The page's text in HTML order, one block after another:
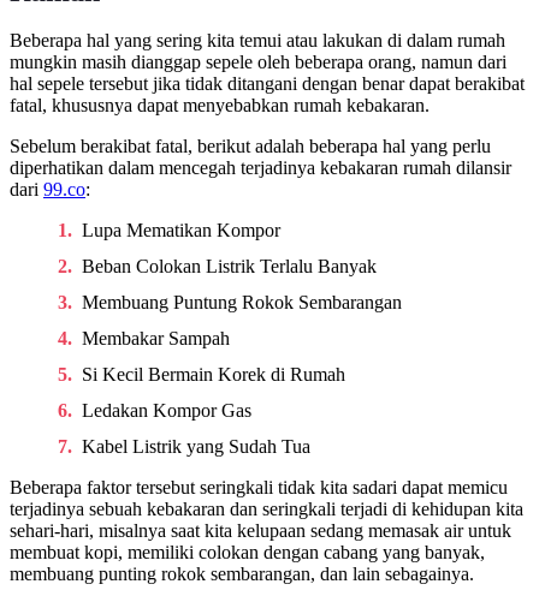
Beberapa hal yang sering kita temui atau lakukan di dalam rumah
mungkin masih dianggap sepele oleh beberapa orang, namun dari
hal sepele tersebut jika tidak ditangani dengan benar dapat berakibat
fatal, khususnya dapat menyebabkan rumah kebakaran.
Sebelum berakibat fatal, berikut adalah beberapa hal yang perlu
diperhatikan dalam mencegah terjadinya kebakaran rumah dilansir
dari 99.co:
Lupa Mematikan Kompor
Beban Colokan Listrik Terlalu Banyak
Membuang Puntung Rokok Sembarangan
Membakar Sampah
Si Kecil Bermain Korek di Rumah
Ledakan Kompor Gas
Kabel Listrik yang Sudah Tua
Beberapa faktor tersebut seringkali tidak kita sadari dapat memicu
terjadinya sebuah kebakaran dan seringkali terjadi di kehidupan kita
sehari-hari, misalnya saat kita kelupaan sedang memasak air untuk
membuat kopi, memiliki colokan dengan cabang yang banyak,
membuang punting rokok sembarangan, dan lain sebagainya.